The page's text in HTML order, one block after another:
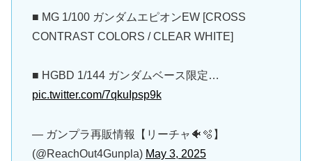
■ MG 1/100 ガンダムエピオンEW [CROSS
CONTRAST COLORS / CLEAR WHITE]
■ HGBD 1/144 ガンダムベース限定…
pic.twitter.com/7qkuIpsp9k
— ガンプラ再販情報【リーチャ🐠🫧】
(@ReachOut4Gunpla) May 3, 2025